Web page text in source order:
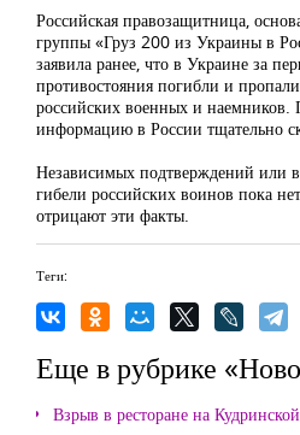
Российская правозащитница,
группы «Груз 200 из Украины в
заявила ранее, что в Украине за
противостояния погибли и
российских военных и наемников.
информацию в России тщательно
Независимых подтверждений или
гибели российских воинов пока
отрицают эти факты.
Теги:
Еще в рубрике
Взрыв в ресторане на